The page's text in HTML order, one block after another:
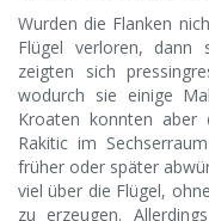
Wurden die Flanken
Flügel verloren,
zeigten sich
wodurch sie einige
Kroaten konnten
Rakitic im
früher oder später
viel über die Flügel,
zu erzeugen.